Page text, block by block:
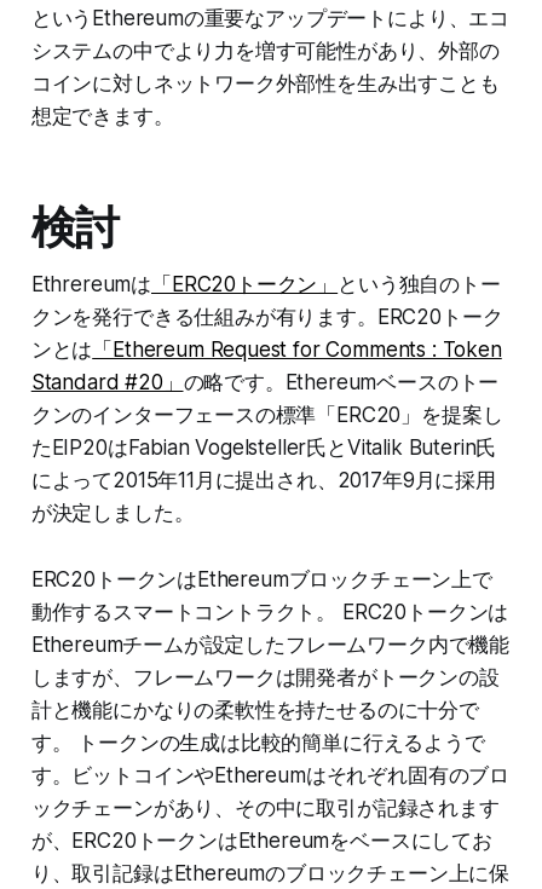
というEthereumの重要なアップデートにより、エコ
システムの中でより力を増す可能性があり、外部の
コインに対しネットワーク外部性を生み出すことも
想定できます。
検討
Ethrereumは 「ERC20トークン」
という独自のトー
クンを発行できる仕組みが有ります。ERC20トーク
ンとは 「Ethereum Request for Comments : Token
Standard #20」 の略です。Ethereumベースのトー
クンのインターフェースの標準「ERC20」を提案し
たEIP20はFabian Vogelsteller氏とVitalik Buterin氏
によって2015年11月に提出され、2017年9月に採用
が決定しました。
ERC20トークンはEthereumブロックチェーン上で
動作するスマートコントラクト。 ERC20トークンは
Ethereumチームが設定したフレームワーク内で機能
しますが、フレームワークは開発者がトークンの設
計と機能にかなりの柔軟性を持たせるのに十分で
す。 トークンの生成は比較的簡単に行えるようで
す。ビットコインやEthereumはそれぞれ固有のブロ
ックチェーンがあり、その中に取引が記録されます
が、ERC20トークンはEthereumをベースにしてお
り、取引記録はEthereumのブロックチェーン上に保